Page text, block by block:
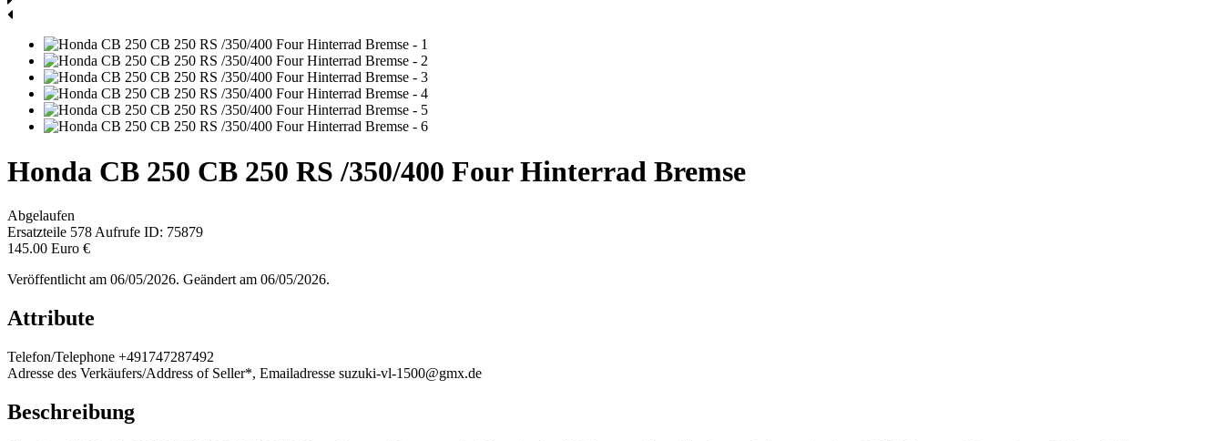
Honda CB 250 CB 250 RS /350/400 Four Hinterrad Bremse
Abgelaufen
Ersatzteile 578 Aufrufe ID: 75879
145.00 Euro €
Veröffentlicht am 06/05/2026. Geändert am 06/05/2026.
Attribute
Telefon/Telephone +491747287492
Adresse des Verkäufers/Address of Seller*, Emailadresse suzuki-vl-1500@gmx.de
Beschreibung